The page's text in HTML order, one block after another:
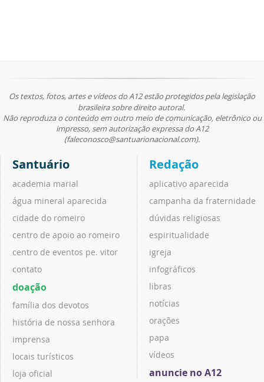
Os textos, fotos, artes e vídeos do A12 estão protegidos pela legislação
brasileira sobre direito autoral.
Não reproduza o conteúdo em outro meio de comunicação, eletrônico ou
impresso, sem autorização expressa do A12
(faleconosco@santuarionacional.com).
Santuário
academia marial
água mineral aparecida
cidade do romeiro
centro de apoio ao romeiro
centro de eventos pe. vitor
contato
doação
família dos devotos
história de nossa senhora
imprensa
locais turísticos
loja oficial
Redação
aplicativo aparecida
campanha da fraternidade
dúvidas religiosas
espiritualidade
igreja
infográficos
libras
notícias
orações
papa
vídeos
anuncie no A12